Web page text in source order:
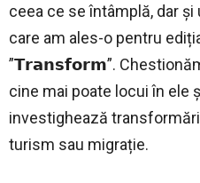
ceea ce se întâmplă, dar și
care am ales-o pentru
”𝗧𝗿𝗮𝗻𝘀𝗳𝗼𝗿𝗺”.
cine mai poate locui în ele
investighează
turism sau migrație.